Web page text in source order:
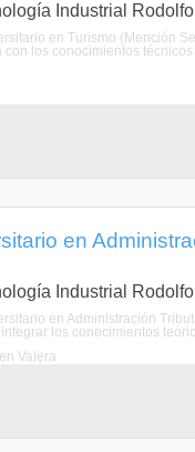
Industrial
en Turismo (Mención
los conocimientos
en
Industrial
en Administración
los conocimientos
Valera